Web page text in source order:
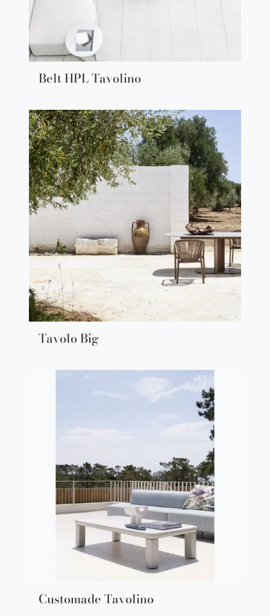
Belt HPL Tavolino
Tavolo Big
Customade Tavolino